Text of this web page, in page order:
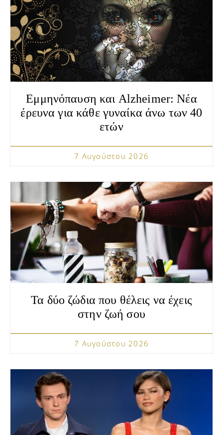
Εμμηνόπαυση και Alzheimer: Νέα
έρευνα για κάθε γυναίκα άνω των 40
ετών
7 Αυγούστου 2026
Τα δύο ζώδια που θέλεις να έχεις
στην ζωή σου
7 Αυγούστου 2026